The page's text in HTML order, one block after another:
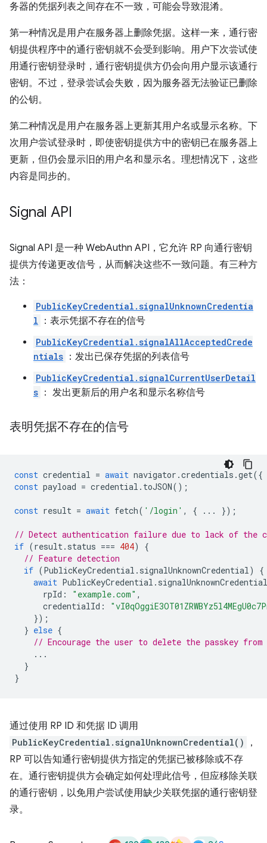
务器的凭据列表之间存在不一致，可能会导致混淆。
第一种情况是用户在服务器上删除凭据。这样一来，通行密
钥提供程序中的通行密钥就不会受到影响。用户下次尝试使
用通行密钥登录时，通行密钥提供方仍会向用户显示该通行
密钥。不过，登录尝试会失败，因为服务器无法验证已删除
的公钥。
第二种情况是用户在服务器上更新其用户名或显示名称。下
次用户尝试登录时，即使密钥提供方中的密钥已在服务器上
更新，但仍会显示旧的用户名和显示名。理想情况下，这些
内容是同步的。
Signal API
Signal API 是一种 WebAuthn API，它允许 RP 向通行密钥
提供方传递更改信号，从而解决这些不一致问题。有三种方
法：
PublicKeyCredential.signalUnknownCredentia
l
：表示凭据不存在的信号
PublicKeyCredential.signalAllAcceptedCrede
ntials ：发出已保存凭据的列表信号
PublicKeyCredential.signalCurrentUserDetail
s ： 发出更新后的用户名和显示名称信号
表明凭据不存在的信号
const credential = await navigator .credentials .get({
const payload = credential . toJSON();
const result = await fetch( '/login' , { ... });
// Detect authentication failure due to lack of the
if (result. status === 404)
{
// Feature detection
if (PublicKeyCredential . signalUnknownCredential)
{
await PublicKeyCredential . signalUnknownCredential
rpId : "example.com" ,
credentialId :
});
} else {
// Encourage the user to delete the passkey from
...
}
}
通过使用 RP ID 和凭据 ID 调用
PublicKeyCredential.signalUnknownCredential()
，
RP 可以告知通行密钥提供方指定的凭据已被移除或不存
在。通行密钥提供方会确定如何处理此信号，但应移除关联
的通行密钥，以免用户尝试使用缺少关联凭据的通行密钥登
录。